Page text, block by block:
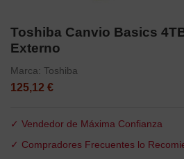
Toshiba Canvio Basics
Externo
Marca: Toshiba
125,12 €
✓ Vendedor de Máxima Confianza
✓ Compradores Frecuentes lo